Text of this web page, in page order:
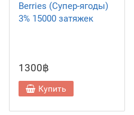
Berries (Супер-ягоды)
3% 15000 затяжек
1300฿
Купить